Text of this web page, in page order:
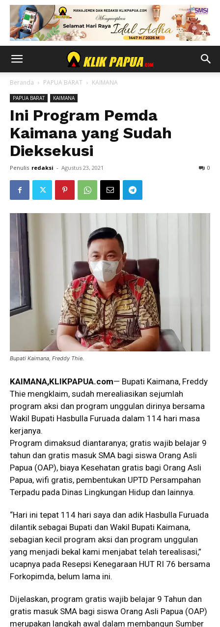
Beranda PAPUA BARAT KAIMANA
PAPUA BARAT KAIMANA
Ini Program Pemda
Kaimana yang Sudah
Dieksekusi
Penulis redaksi - Agustus 23, 2021 0
Bupati Kaimana, Freddy Thie.
KAIMANA,KLIKPAPUA.com— Bupati Kaimana, Freddy
Thie mengklaim, sudah merealiasikan sejumlah
program aksi dan program unggulan dirinya bersama
Wakil Bupati Hasbulla Furuada dalam 114 hari masa
kerjanya.
Program dimaksud diantaranya; gratis wajib belajar 9
tahun dan gratis masuk SMA bagi siswa Orang Asli
Papua (OAP), biaya Kesehatan gratis bagi Orang Asli
Papua, wifi gratis, pembentukan UPTD Persampahan
Terpadu pada Dinas Lingkungan Hidup dan lainnya.
“Hari ini tepat 114 hari saya dan adik Hasbulla Furuada
dilantik sebagai Bupati dan Wakil Bupati Kaimana,
sebagian kecil program aksi dan program unggulan
yang menjadi bekal kami menjabat telah terealisasi,”
ucapnya pada Resepsi Kenegaraan HUT RI 76 bersama
Forkopimda, belum lama ini.
Dijelaskan, program gratis wajib belajar 9 Tahun dan
gratis masuk SMA bagi siswa Orang Asli Papua (OAP)
merupakan langkah awal dalam membangun Sumber